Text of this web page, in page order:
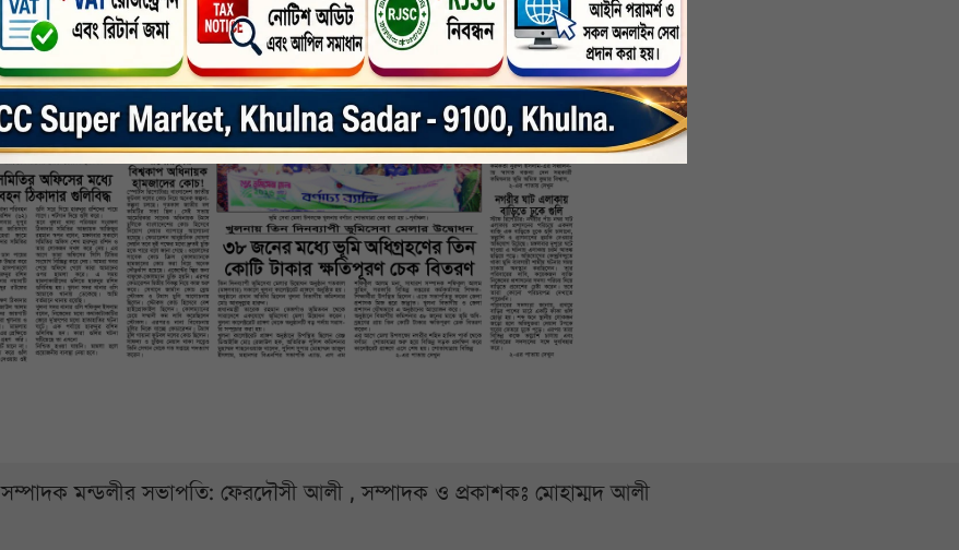
সম্পাদক মন্ডলীর সভাপতি: ফেরদৌসী আলী , সম্পাদক ও প্রকাশকঃ মোহাম্মদ আলী